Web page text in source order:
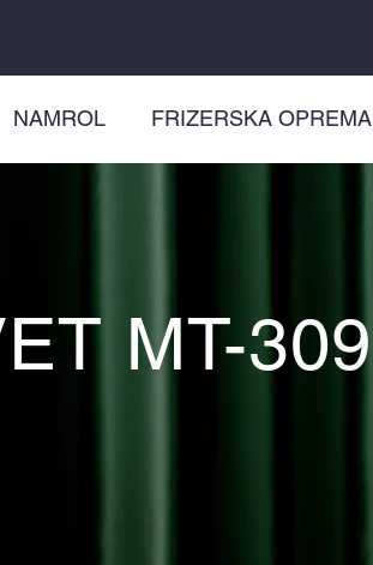
NAMROL FRIZERSKA OPREMA
MT-309